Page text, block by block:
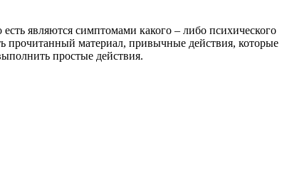
являются симптомами какого – либо психического
прочитанный материал, привычные действия, которые
простые действия.